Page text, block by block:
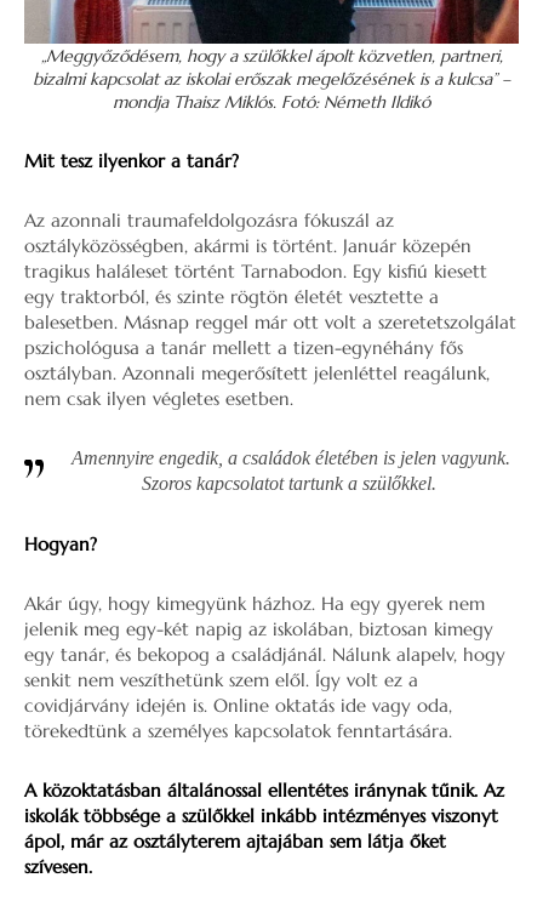
„Meggyőződésem, hogy a szülőkkel ápolt közvetlen, partneri,
bizalmi kapcsolat az iskolai erőszak megelőzésének is a kulcsa” –
mondja Thaisz Miklós. Fotó: Németh Ildikó
Mit tesz ilyenkor a tanár?
Az azonnali traumafeldolgozásra fókuszál az
osztályközösségben, akármi is történt. Január közepén
tragikus haláleset történt Tarnabodon. Egy kisfiú kiesett
egy traktorból, és szinte rögtön életét vesztette a
balesetben. Másnap reggel már ott volt a szeretetszolgálat
pszichológusa a tanár mellett a tizen-egynéhány fős
osztályban. Azonnali megerősített jelenléttel reagálunk,
nem csak ilyen végletes esetben.
Amennyire engedik, a családok életében is jelen vagyunk.
Szoros kapcsolatot tartunk a szülőkkel.
Hogyan?
Akár úgy, hogy kimegyünk házhoz. Ha egy gyerek nem
jelenik meg egy-két napig az iskolában, biztosan kimegy
egy tanár, és bekopog a családjánál. Nálunk alapelv, hogy
senkit nem veszíthetünk szem elől. Így volt ez a
covidjárvány idején is. Online oktatás ide vagy oda,
törekedtünk a személyes kapcsolatok fenntartására.
A közoktatásban általánossal ellentétes iránynak tűnik. Az
iskolák többsége a szülőkkel inkább intézményes viszonyt
ápol, már az osztályterem ajtajában sem látja őket
szívesen.